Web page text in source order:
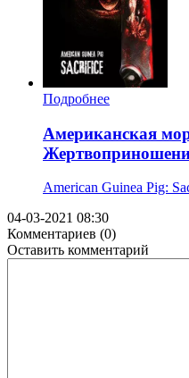
Подробнее
Американская
American Guinea Pig:
04-03-2021 08:30
Комментариев (0)
Оставить комментарий